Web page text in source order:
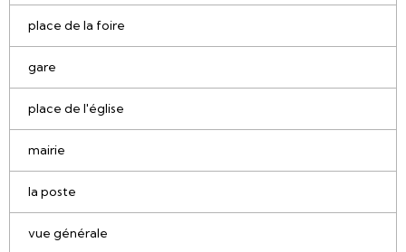
place de la foire
gare
place de l'église
mairie
la poste
vue générale